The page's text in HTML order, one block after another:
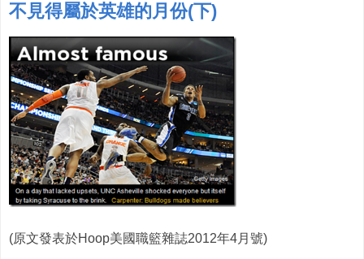
不見得屬於英雄的月份(下)
(原文發表於Hoop美國職籃雜誌2012年4月號)